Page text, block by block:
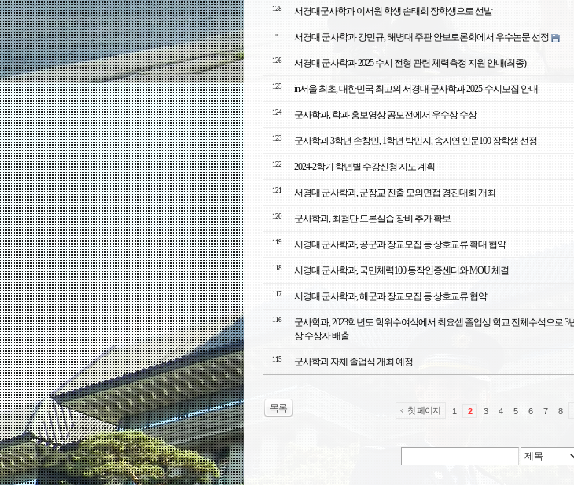
128 서경대군사학과 이서원 학생 손태희 장학생으로 선발
» 서경대 군사학과 강민규, 해병대 주관 안보토론회에서 우수논문 선정
126 서경대 군사학과 2025 수시 전형 관련 체력측정 지원 안내(최종)
125 in서울 최초, 대한민국 최고의 서경대 군사학과 2025-수시모집 안내
124 군사학과, 학과 홍보영상 공모전에서 우수상 수상
123 군사학과 3학년 손창민, 1학년 박민지, 송지연 인문100 장학생 선정
122 2024-2학기 학년별 수강신청 지도 계획
121 서경대 군사학과, 군장교 진출 모의면접 경진대회 개최
120 군사학과, 최첨단 드론실습 장비 추가 확보
119 서경대 군사학과, 공군과 장교모집 등 상호교류 확대 협약
118 서경대 군사학과, 국민체력100 동작인증센터와 MOU 체결
117 서경대 군사학과, 해군과 장교모집 등 상호교류 협약
116
군사학과, 2023학년도 학위수여식에서 최요셉 졸업생 학교 전체수석으로 3
상 수상자 배출
115 군사학과 자체 졸업식 개최 예정
목록 첫 페이지 1 2 3 4 5 6 7 8